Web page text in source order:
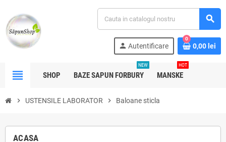
search
person Autentificare
0
0,00 lei
view_headline SHOP BAZE SAPUN FORBURY
NEW
MANSKE
HOT
chevron_right USTENSILE LABORATOR chevron_right Baloane sticla
ACASA